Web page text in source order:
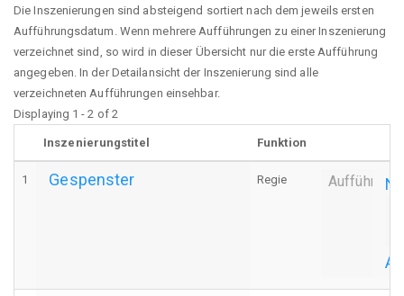
Die Inszenierungen sind absteigend sortiert nach dem jeweils ersten
Aufführungsdatum. Wenn mehrere Aufführungen zu einer Inszenierung
verzeichnet sind, so wird in dieser Übersicht nur die erste Aufführung
angegeben. In der Detailansicht der Inszenierung sind alle
verzeichneten Aufführungen einsehbar.
Displaying 1 - 2 of 2
Inszenierungstitel Funktion
1 Gespenster Regie Aufführung